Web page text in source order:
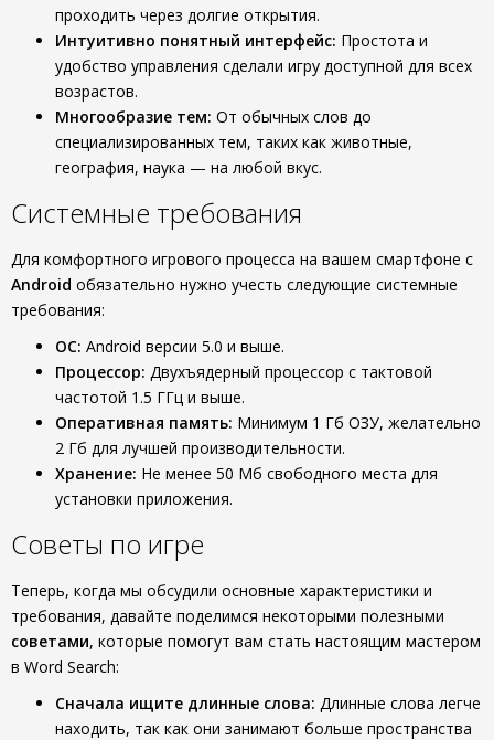
проходить через долгие открытия.
Интуитивно понятный интерфейс: Простота и
удобство управления сделали игру доступной для всех
возрастов.
Многообразие тем: От обычных слов до
специализированных тем, таких как животные,
география, наука — на любой вкус.
Системные требования
Для комфортного игрового процесса на вашем смартфоне с
Android обязательно нужно учесть следующие системные
требования:
ОС: Android версии 5.0 и выше.
Процессор: Двухъядерный процессор с тактовой
частотой 1.5 ГГц и выше.
Оперативная память: Минимум 1 Гб ОЗУ, желательно
2 Гб для лучшей производительности.
Хранение: Не менее 50 Мб свободного места для
установки приложения.
Советы по игре
Теперь, когда мы обсудили основные характеристики и
требования, давайте поделимся некоторыми полезными
советами, которые помогут вам стать настоящим мастером
в Word Search:
Сначала ищите длинные слова: Длинные слова легче
находить, так как они занимают больше пространства